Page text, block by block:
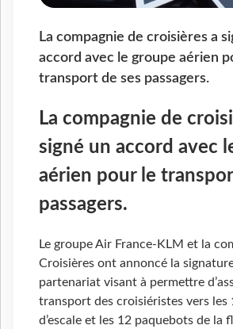
La compagnie de croisières a
accord avec le groupe aérien
transport de ses passagers.
La compagnie de
signé un accord avec
aérien pour le
passagers.
Le groupe Air France-KLM et la
Croisières ont annoncé la signature
partenariat visant à permettre
transport des croisiéristes vers les
d’escale et les 12 paquebots de la